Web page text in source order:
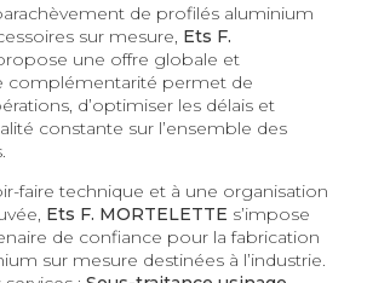
de profilés aluminium
sur mesure, Ets F.
une offre globale et
complémentarité permet de
d’optimiser les délais et
constante sur l’ensemble des
faire technique et à une organisation
Ets F. MORTELETTE s’impose
de confiance pour la fabrication
sur mesure destinées à l’industrie.